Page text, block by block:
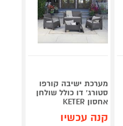
מערכת ישיבה קורפו
סטורג' דו כולל שולחן
אחסון KETER
קנה עכשיו